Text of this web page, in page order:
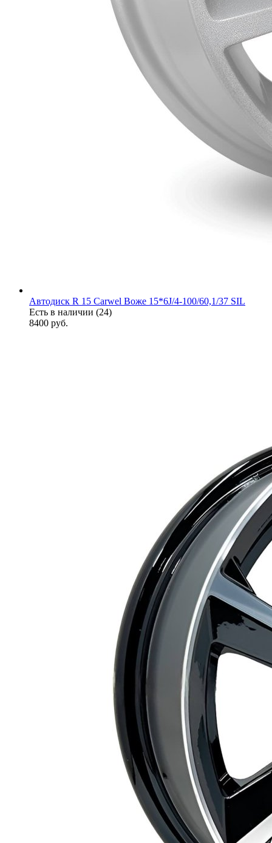
Автодиск R 15 Carwel Воже 15*6J/4-100/60,1/37 SIL
Есть в наличии (24)
8400 руб.